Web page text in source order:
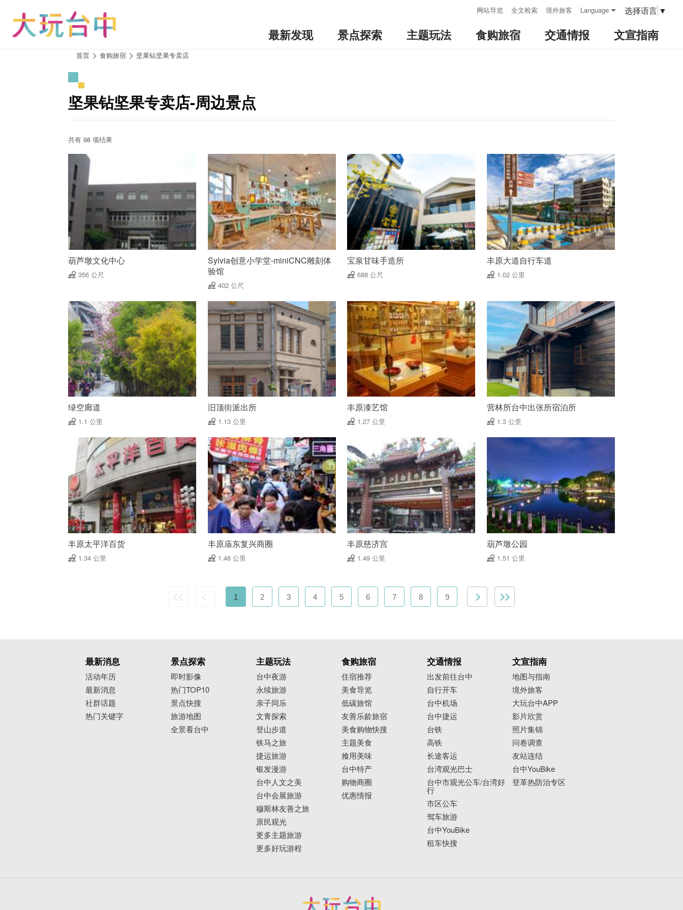
网站导览 全文检索 境外旅客 Language 选择语言 ▼
最新发现 景点探索 主题玩法 食购旅宿 交通情报 文宣指南
首页 食购旅宿 坚果钻坚果专卖店
坚果钻坚果专卖店-周边景点
共有 98 项结果
葫芦墩文化中心
356 公尺
Sylvia创意小学堂-miniCNC雕刻体
验馆
402 公尺
宝泉甘味手造所
688 公尺
丰原大道自行车道
1.02 公里
绿空廊道
1.1 公里
旧顶街派出所
1.13 公里
丰原漆艺馆
1.27 公里
营林所台中出张所宿泊所
1.3 公里
丰原太平洋百货
1.34 公里
丰原庙东复兴商圈
1.48 公里
丰原慈济宫
1.49 公里
葫芦墩公园
1.51 公里
1 2 3 4 5 6 7 8 9
最新消息
活动年历
最新消息
社群话题
热门关键字
景点探索
即时影像
热门TOP10
景点快搜
旅游地图
全景看台中
主题玩法
台中夜游
永续旅游
亲子同乐
文青探索
登山步道
铁马之旅
捷运旅游
银发漫游
台中人文之美
台中会展旅游
穆斯林友善之旅
原民观光
更多主题旅游
更多好玩游程
食购旅宿
住宿推荐
美食导览
低碳旅馆
友善乐龄旅宿
美食购物快搜
主题美食
飨用美味
台中特产
购物商圈
优惠情报
交通情报
出发前往台中
自行开车
台中机场
台中捷运
台铁
高铁
长途客运
台湾观光巴士
台中市观光公车/台湾好
行
市区公车
驾车旅游
台中YouBike
租车快搜
文宣指南
地图与指南
境外旅客
大玩台中APP
影片欣赏
照片集锦
问卷调查
友站连结
台中YouBike
登革热防治专区